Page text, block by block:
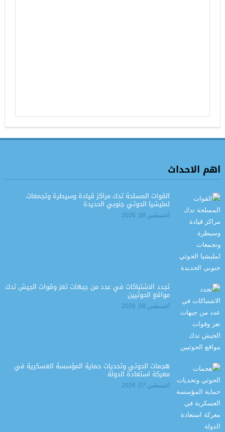
اهم الاحداث
القوات المسلحة تدك مراكز قيادة وسيطرة وتجمعات
لمليشيا الحوثي جنوبي الحديدة
أغسطس 08, 2026
تجدد الاشتباكات في عدد من جبهات تعز وقوات الجيش تدك
مواقع الحوثيين
أغسطس 08, 2026
هجمات الحوثي وتحديات حماية المؤسسة العسكرية في
معركة استعادة الدولة
أغسطس 07, 2026